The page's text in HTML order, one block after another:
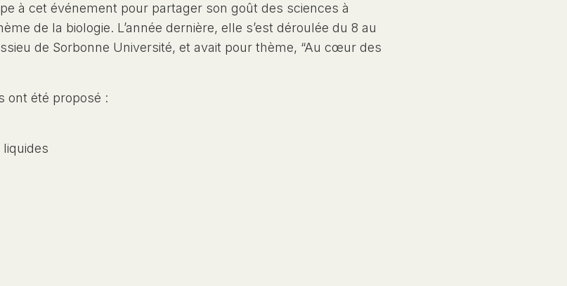
à cet événement pour partager son goût des sciences à
de la biologie. L’année dernière, elle s’est déroulée du 8 au
de Sorbonne Université, et avait pour thème, “Au cœur des
ont été proposé :